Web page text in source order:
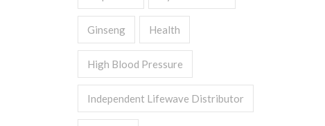
Ginseng Health
High Blood Pressure
Independent Lifewave Distributor